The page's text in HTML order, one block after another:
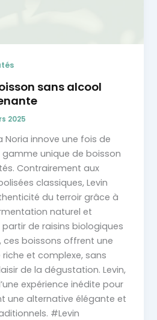
sans alcool
2025
Noria innove une fois de
gamme unique de boisson
Contrairement aux
classiques, Levin
du terroir grâce à
naturel et
de raisins biologiques
ces boissons offrent une
et complexe, sans
de la dégustation. Levin,
expérience inédite pour
une alternative élégante et
#Levin